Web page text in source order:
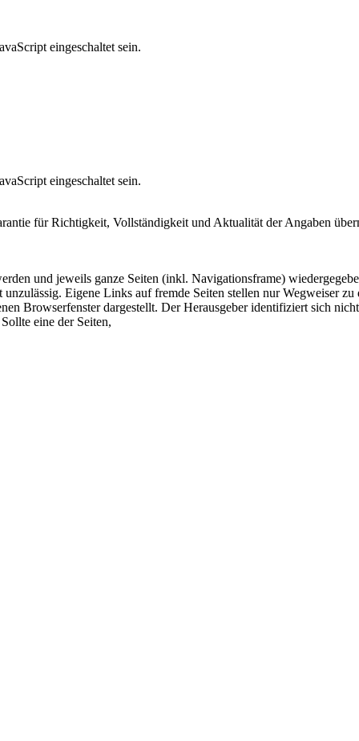
eingeschaltet sein.
eingeschaltet sein.
für Richtigkeit, Vollständigkeit und Aktualität der Angaben
und jeweils ganze Seiten (inkl. Navigationsframe)
Eigene Links auf fremde Seiten stellen nur Wegweiser zu
Browserfenster dargestellt. Der Herausgeber identifiziert sich
eine der Seiten,